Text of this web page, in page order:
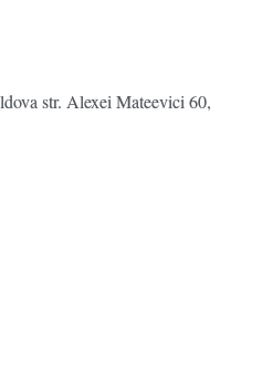
str. Alexei Mateevici 60,